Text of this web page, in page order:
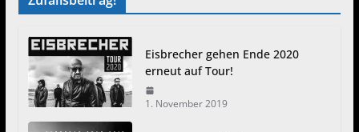
Eisbrecher gehen Ende 2020
erneut auf Tour!
1. November 2019